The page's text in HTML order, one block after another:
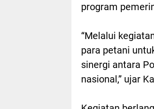
program
“Melalui
para petani
sinergi antara
nasional,” ujar